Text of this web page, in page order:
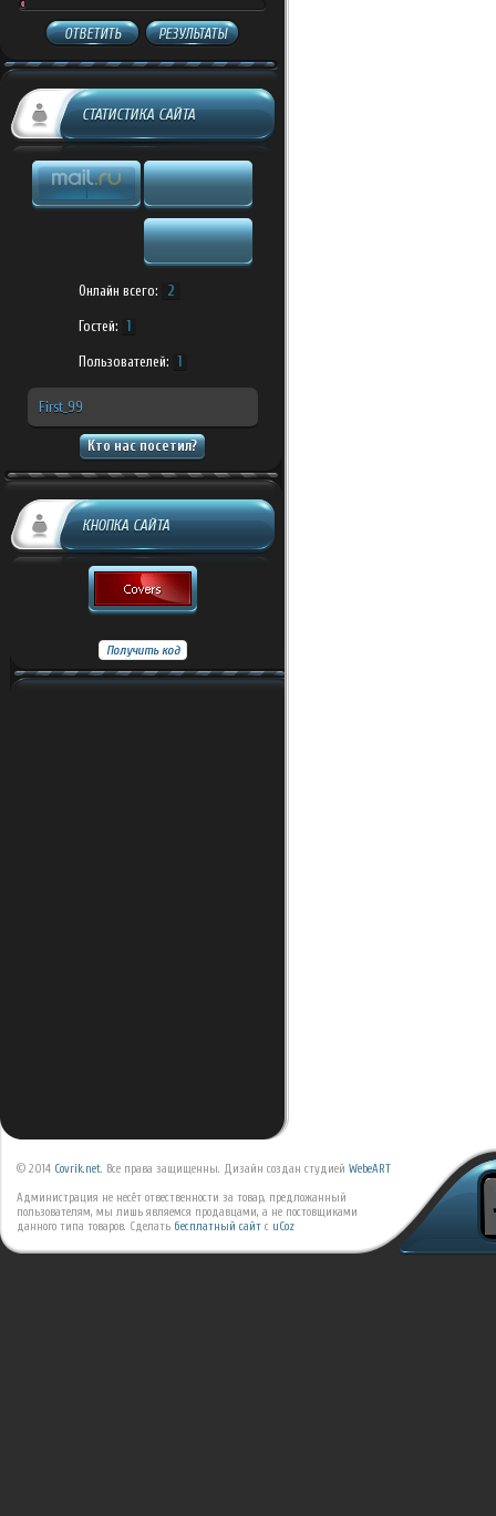
ОТВЕТИТЬ РЕЗУЛЬТАТЫ
СТАТИСТИКА САЙТА
Онлайн всего: 2
Гостей: 1
Пользователей: 1
First_99
Кто нас посетил?
КНОПКА САЙТА
© 2014 Covrik.net. Все права защищенны. Дизайн создан студией WebeART
Администрация не несёт отвественности за товар, предложанный
пользователям, мы лишь являемся продавцами, а не постовщиками
данного типа товаров. Сделать бесплатный сайт с uCoz